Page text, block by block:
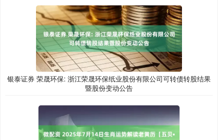
银泰证券 荣晟环保: 浙江荣晟环保纸业股份有限公司可转债转股结果
暨股份变动公告